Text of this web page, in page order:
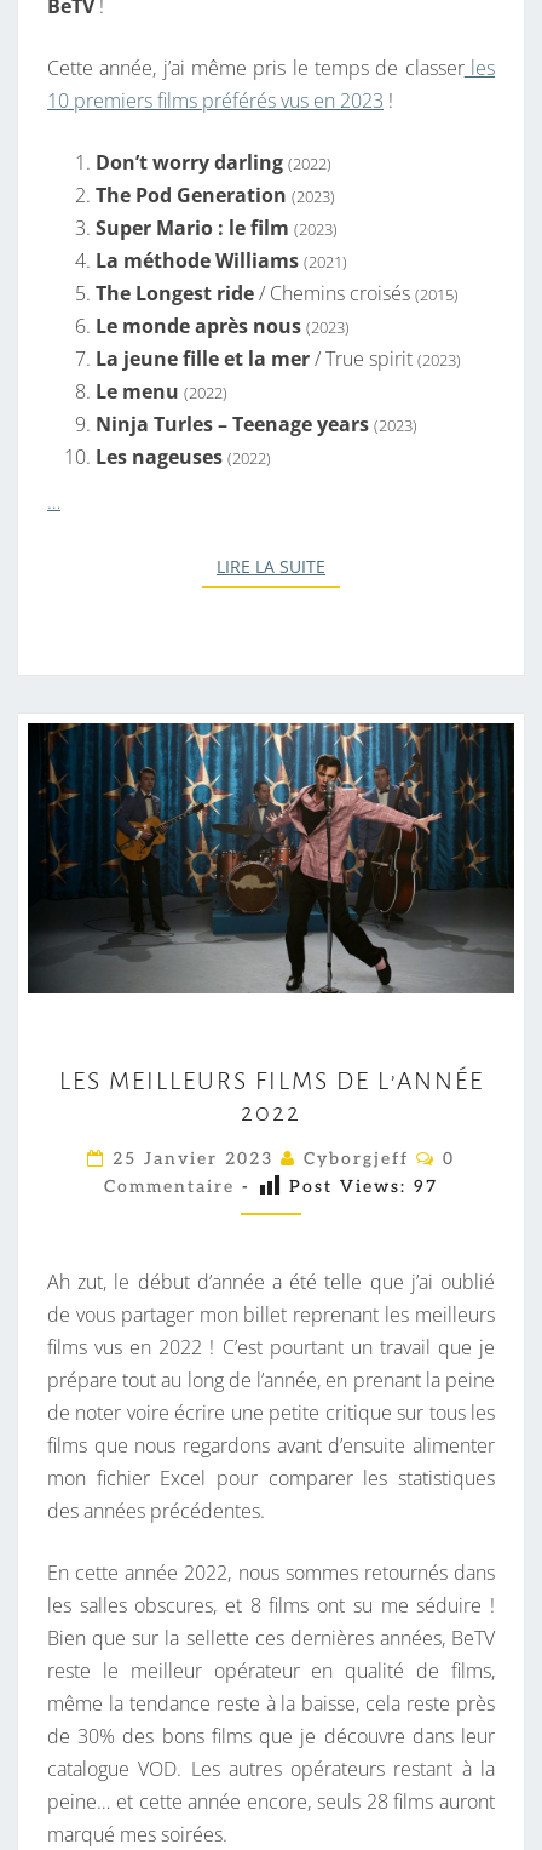
BeTV !
Cette année, j’ai même pris le temps de classerles
10 premiers films préférés vus en 2023 !
Don’t worry darling (2022)
The Pod Generation (2023)
Super Mario : le film (2023)
La méthode Williams (2021)
The Longest ride/ Chemins croisés (2015)
Le monde après nous (2023)
La jeune fille et la mer/ True spirit (2023)
Le menu (2022)
Ninja Turles – Teenage years (2023)
Les nageuses (2022)
…
LIRE LA SUITE
E
S
M
E
I
L
E
U
R
S
F
I
S
D
E
L
’
A
N
N
LES MEILLEURS FILMS DE L’ANNÉE
2022
25 Janvier 2023 Cyborgjeff
C
A
I
R
E
0
Commentaire - Post Views: 97
Ah zut, le début d’année a été telle que j’ai oublié
de vous partager mon billet reprenant les meilleurs
films vus en 2022 ! C’est pourtant un travail que je
prépare tout au long de l’année, en prenant la peine
de noter voire écrire une petite critique sur tous les
films que nous regardons avant d’ensuite alimenter
mon fichier Excel pour comparer les statistiques
des années précédentes.
En cette année 2022, nous sommes retournés dans
les salles obscures, et 8 films ont su me séduire !
Bien que sur la sellette ces dernières années, BeTV
reste le meilleur opérateur en qualité de films,
même la tendance reste à la baisse, cela reste près
de 30% des bons films que je découvre dans leur
catalogue VOD. Les autres opérateurs restant à la
peine… et cette année encore, seuls 28 films auront
marqué mes soirées.